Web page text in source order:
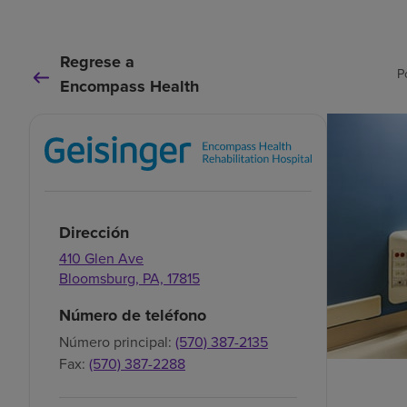
Regrese a
Encompass Health
Dirección
410 Glen Ave
Bloomsburg, PA, 17815
Número de teléfono
Número principal: (570) 387-2135
Fax: (570) 387-2288